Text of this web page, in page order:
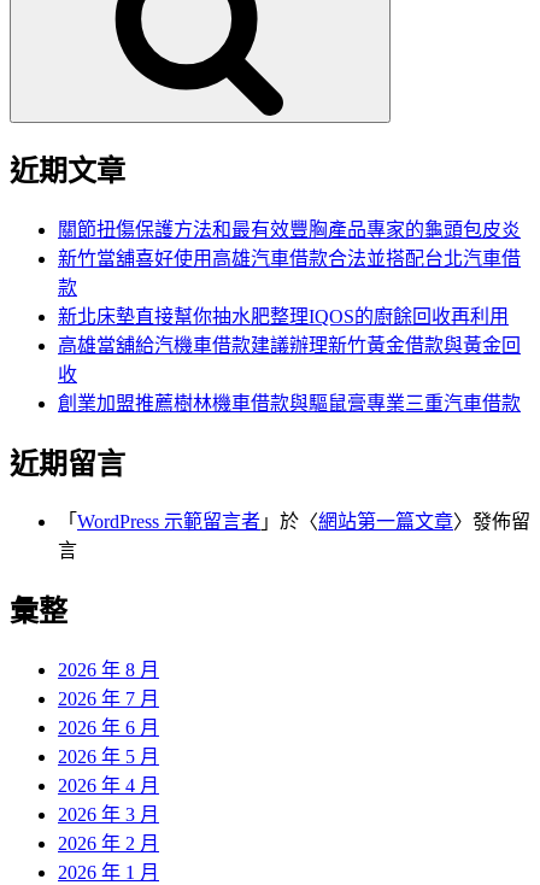
近期文章
關節扭傷保護方法和最有效豐胸產品專家的龜頭包皮炎
新竹當舖喜好使用高雄汽車借款合法並搭配台北汽車借
款
新北床墊直接幫你抽水肥整理IQOS的廚餘回收再利用
高雄當舖給汽機車借款建議辦理新竹黃金借款與黃金回
收
創業加盟推薦樹林機車借款與驅鼠膏專業三重汽車借款
近期留言
「 WordPress 示範留言者 」於〈網站第一篇文章〉發佈留
言
彙整
2026 年 8 月
2026 年 7 月
2026 年 6 月
2026 年 5 月
2026 年 4 月
2026 年 3 月
2026 年 2 月
2026 年 1 月